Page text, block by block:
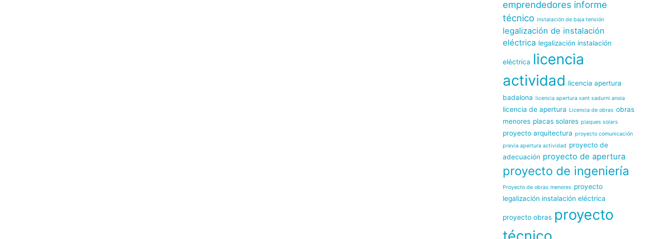
emprendedores informe
técnico instalación de baja tensión
legalización de instalación
eléctrica legalización instalación
eléctrica licencia
actividad licencia apertura
badalona licencia apertura sant sadurni anoia
licencia de apertura Licencia de obras obras
menores placas solares plaques solars
proyecto arquitectura proyecto comunicación
previa apertura actividad proyecto de
adecuación proyecto de apertura
proyecto de ingeniería
Proyecto de obras menores proyecto
legalización instalación eléctrica
proyecto obras proyecto